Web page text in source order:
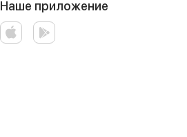
Наше приложение